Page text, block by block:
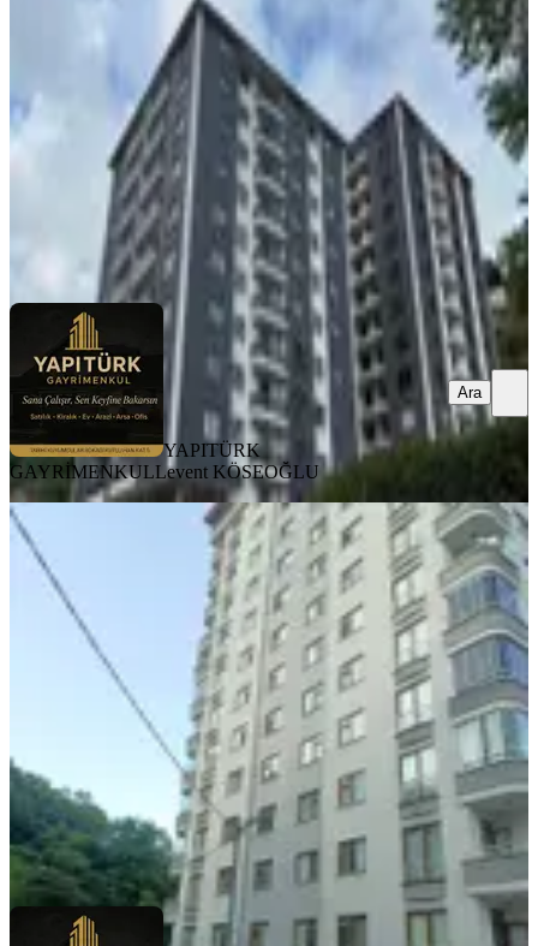
Merkez, Kale Mahallesi
3+1
· 7. Kat
6.250.000 ₺
YAPITÜRK GAYRİMENKULLevent KÖSEOĞLU
YAPITÜRK
GAYRİMENKULLevent KÖSEOĞLU
Ara
MANZARALI
%5
Yapıtürk Gayrimenkul'den Satılık
Reşadiye Mahallesin'de Doğaya
Komşu 3+1 Ferah Satılık Daire
Merkez, Reşadiye Mahallesi
126 m² · 3. Kat · 10.07.2026
5.250.000 ₺5.500.000 ₺
YAPITÜRK GAYRİMENKULLevent KÖSEOĞLU
Ara